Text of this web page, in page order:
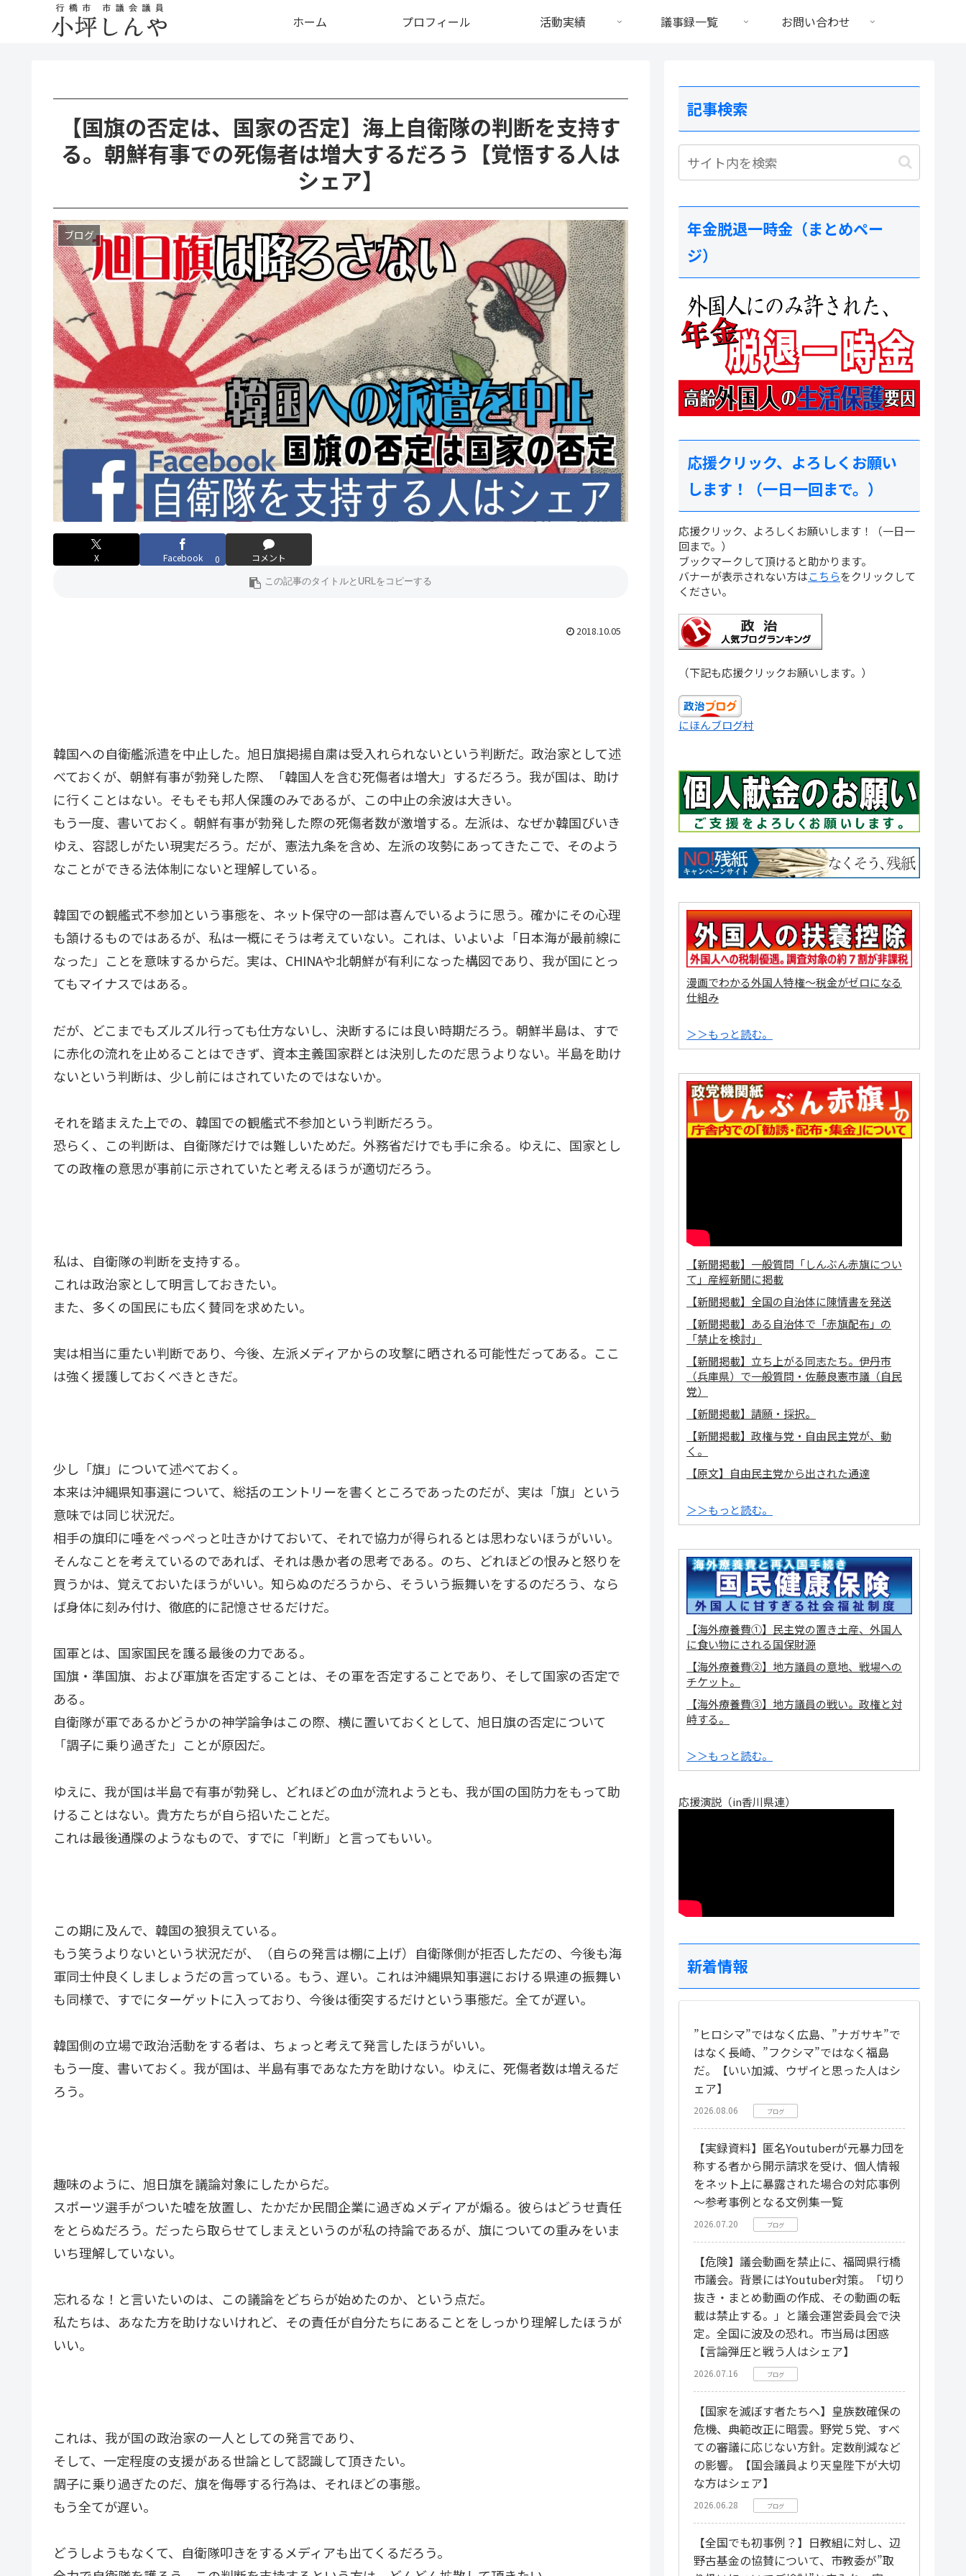
ホーム プロフィール 活動実績 議事録一覧 お問い合わせ
【国旗の否定は、国家の否定】海上自衛隊の判断を支持す
る。朝鮮有事での死傷者は増大するだろう【覚悟する人は
シェア】
ブログ
X Facebook 0 コメント
2018.10.05
韓国への自衛艦派遣を中止した。旭日旗掲揚自粛は受入れられないという判断だ。政治家として述
べておくが、朝鮮有事が勃発した際、「韓国人を含む死傷者は増大」するだろう。我が国は、助け
に行くことはない。そもそも邦人保護のみであるが、この中止の余波は大きい。
もう一度、書いておく。朝鮮有事が勃発した際の死傷者数が激増する。左派は、なぜか韓国びいき
ゆえ、容認しがたい現実だろう。だが、憲法九条を含め、左派の攻勢にあってきたこで、そのよう
なことができる法体制にないと理解している。
韓国での観艦式不参加という事態を、ネット保守の一部は喜んでいるように思う。確かにその心理
も頷けるものではあるが、私は一概にそうは考えていない。これは、いよいよ「日本海が最前線に
なった」ことを意味するからだ。実は、CHINAや北朝鮮が有利になった構図であり、我が国にとっ
てもマイナスではある。
だが、どこまでもズルズル行っても仕方ないし、決断するには良い時期だろう。朝鮮半島は、すで
に赤化の流れを止めることはできず、資本主義国家群とは決別したのだ思うよりない。半島を助け
ないという判断は、少し前にはされていたのではないか。
それを踏まえた上での、韓国での観艦式不参加という判断だろう。
恐らく、この判断は、自衛隊だけでは難しいためだ。外務省だけでも手に余る。ゆえに、国家とし
ての政権の意思が事前に示されていたと考えるほうが適切だろう。
私は、自衛隊の判断を支持する。
これは政治家として明言しておきたい。
また、多くの国民にも広く賛同を求めたい。
実は相当に重たい判断であり、今後、左派メディアからの攻撃に晒される可能性だってある。ここ
は強く援護しておくべきときだ。
少し「旗」について述べておく。
本来は沖縄県知事選について、総括のエントリーを書くところであったのだが、実は「旗」という
意味では同じ状況だ。
相手の旗印に唾をぺっぺっと吐きかけておいて、それで協力が得られるとは思わないほうがいい。
そんなことを考えているのであれば、それは愚か者の思考である。のち、どれほどの恨みと怒りを
買うかは、覚えておいたほうがいい。知らぬのだろうから、そういう振舞いをするのだろう、なら
ば身体に刻み付け、徹底的に記憶させるだけだ。
国軍とは、国家国民を護る最後の力である。
国旗・準国旗、および軍旗を否定することは、その軍を否定することであり、そして国家の否定で
ある。
自衛隊が軍であるかどうかの神学論争はこの際、横に置いておくとして、旭日旗の否定について
「調子に乗り過ぎた」ことが原因だ。
ゆえに、我が国は半島で有事が勃発し、どれほどの血が流れようとも、我が国の国防力をもって助
けることはない。貴方たちが自ら招いたことだ。
これは最後通牒のようなもので、すでに「判断」と言ってもいい。
この期に及んで、韓国の狼狽えている。
もう笑うよりないという状況だが、（自らの発言は棚に上げ）自衛隊側が拒否しただの、今後も海
軍同士仲良くしましょうだの言っている。もう、遅い。これは沖縄県知事選における県連の振舞い
も同様で、すでにターゲットに入っており、今後は衝突するだけという事態だ。全てが遅い。
韓国側の立場で政治活動をする者は、ちょっと考えて発言したほうがいい。
もう一度、書いておく。我が国は、半島有事であなた方を助けない。ゆえに、死傷者数は増えるだ
ろう。
趣味のように、旭日旗を議論対象にしたからだ。
スポーツ選手がついた嘘を放置し、たかだか民間企業に過ぎぬメディアが煽る。彼らはどうせ責任
をとらぬだろう。だったら取らせてしまえというのが私の持論であるが、旗についての重みをいま
いち理解していない。
忘れるな！と言いたいのは、この議論をどちらが始めたのか、という点だ。
私たちは、あなた方を助けないけれど、その責任が自分たちにあることをしっかり理解したほうが
いい。
これは、我が国の政治家の一人としての発言であり、
そして、一定程度の支援がある世論として認識して頂きたい。
調子に乗り過ぎたのだ、旗を侮辱する行為は、それほどの事態。
もう全てが遅い。
どうしようもなくて、自衛隊叩きをするメディアも出てくるだろう。
記事検索
年金脱退一時金（まとめペー
ジ）
応援クリック、よろしくお願い
します！（一日一回まで。）
応援クリック、よろしくお願いします！（一日一
回まで。）
ブックマークして頂けると助かります。
バナーが表示されない方はこちらをクリックして
ください。
（下記も応援クリックお願いします。）
にほんブログ村
漫画でわかる外国人特権～税金がゼロになる
仕組み
＞＞もっと読む。
【新聞掲載】一般質問「しんぶん赤旗につい
て」産經新聞に掲載
【新聞掲載】全国の自治体に陳情書を発送
【新聞掲載】ある自治体で「赤旗配布」の
「禁止を検討」
【新聞掲載】立ち上がる同志たち。伊丹市
（兵庫県）で一般質問・佐藤良憲市議（自民
党）
【新聞掲載】請願・採択。
【新聞掲載】政権与党・自由民主党が、動
く。
【原文】自由民主党から出された通達
＞＞もっと読む。
【海外療養費①】民主党の置き土産、外国人
に食い物にされる国保財源
【海外療養費②】地方議員の意地、戦場への
チケット。
【海外療養費③】地方議員の戦い。政権と対
峙する。
＞＞もっと読む。
応援演説（in香川県連）
新着情報
”ヒロシマ”ではなく広島、”ナガサキ”で
はなく長崎、”フクシマ”ではなく福島
だ。【いい加減、ウザイと思った人はシ
ェア】
2026.08.06 ブログ
【実録資料】匿名Youtuberが元暴力団を
称する者から開示請求を受け、個人情報
をネット上に暴露された場合の対応事例
～参考事例となる文例集一覧
2026.07.20 ブログ
【危険】議会動画を禁止に、福岡県行橋
市議会。背景にはYoutuber対策。「切り
抜き・まとめ動画の作成、その動画の転
載は禁止する。」と議会運営委員会で決
定。全国に波及の恐れ。市当局は困惑
【言論弾圧と戦う人はシェア】
2026.07.16 ブログ
【国家を滅ぼす者たちへ】皇族数確保の
危機、典範改正に暗雲。野党５党、すべ
ての審議に応じない方針。定数削減など
の影響。【国会議員より天皇陛下が大切
な方はシェア】
2026.06.28 ブログ
【全国でも初事例？】日教組に対し、辺
野古基金の協賛について、市教委が”取